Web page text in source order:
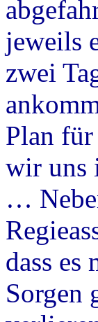
jeweils
zwei
Plan für
wir uns
…
dass
Sorgen